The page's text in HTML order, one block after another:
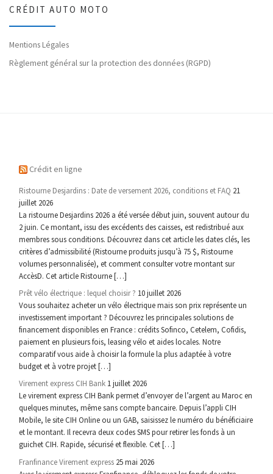
CRÉDIT AUTO MOTO
Mentions Légales
Règlement général sur la protection des données (RGPD)
Crédit en ligne
Ristourne Desjardins : Date de versement 2026, conditions et FAQ 21
juillet 2026
La ristourne Desjardins 2026 a été versée début juin, souvent autour du
2 juin. Ce montant, issu des excédents des caisses, est redistribué aux
membres sous conditions. Découvrez dans cet article les dates clés, les
critères d’admissibilité (Ristourne produits jusqu’à 75 $, Ristourne
volumes personnalisée), et comment consulter votre montant sur
AccèsD. Cet article Ristourne […]
Prêt vélo électrique : lequel choisir ? 10 juillet 2026
Vous souhaitez acheter un vélo électrique mais son prix représente un
investissement important ? Découvrez les principales solutions de
financement disponibles en France : crédits Sofinco, Cetelem, Cofidis,
paiement en plusieurs fois, leasing vélo et aides locales. Notre
comparatif vous aide à choisir la formule la plus adaptée à votre
budget et à votre projet […]
Virement express CIH Bank 1 juillet 2026
Le virement express CIH Bank permet d’envoyer de l’argent au Maroc en
quelques minutes, même sans compte bancaire. Depuis l’appli CIH
Mobile, le site CIH Online ou un GAB, saisissez le numéro du bénéficiaire
et le montant. Il recevra deux codes SMS pour retirer les fonds à un
guichet CIH. Rapide, sécurisé et flexible. Cet […]
Franfinance Virement express 25 mai 2026